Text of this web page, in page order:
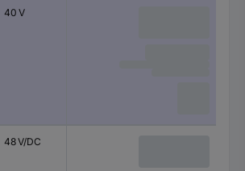
40 V
48 V/DC